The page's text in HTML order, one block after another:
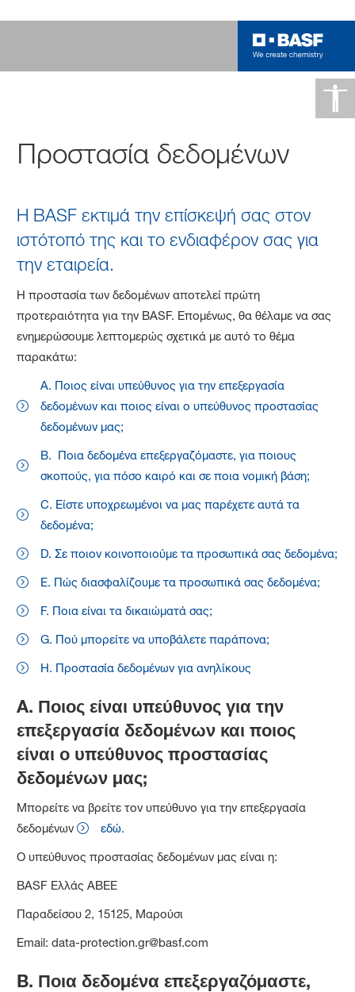
Προστασία δεδομένων
Η BASF εκτιμά την επίσκεψή σας στον
ιστότοπό της και το ενδιαφέρον σας για
την εταιρεία.
Η προστασία των δεδομένων αποτελεί πρώτη
προτεραιότητα για την BASF. Επομένως, θα θέλαμε να σας
ενημερώσουμε λεπτομερώς σχετικά με αυτό το θέμα
παρακάτω:
A. Ποιος είναι υπεύθυνος για την επεξεργασία
δεδομένων και ποιος είναι ο υπεύθυνος προστασίας
δεδομένων μας;
B. Ποια δεδομένα επεξεργαζόμαστε, για ποιους
σκοπούς, για πόσο καιρό και σε ποια νομική βάση;
C. Είστε υποχρεωμένοι να μας παρέχετε αυτά τα
δεδομένα;
D. Σε ποιον κοινοποιούμε τα προσωπικά σας δεδομένα;
E. Πώς διασφαλίζουμε τα προσωπικά σας δεδομένα;
F. Ποια είναι τα δικαιώματά σας;
G. Πού μπορείτε να υποβάλετε παράπονα;
H. Προστασία δεδομένων για ανηλίκους
A. Ποιος είναι υπεύθυνος για την
επεξεργασία δεδομένων και ποιος
είναι ο υπεύθυνος προστασίας
δεδομένων μας;
Μπορείτε να βρείτε τον υπεύθυνο για την επεξεργασία
δεδομένων
εδώ.
Ο υπεύθυνος προστασίας δεδομένων μας είναι η:
BASF Ελλάς ΑΒΕΕ
Παραδείσου 2, 15125, Μαρούσι
Email: data-protection.gr@basf.com
B. Ποια δεδομένα επεξεργαζόμαστε,